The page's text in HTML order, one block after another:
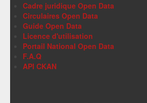
Cadre juridique Open Data
Circulaires Open Data
Guide Open Data
Licence d'utilisation
Portail National Open Data
F.A.Q
API CKAN